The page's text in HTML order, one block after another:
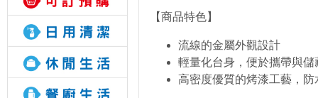
【商品特色】
流線的金屬外觀設計
輕量化台身，便於攜帶與儲
高密度優質的烤漆工藝，